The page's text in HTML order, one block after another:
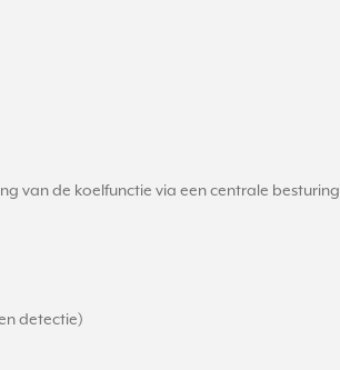
van de koelfunctie via een centrale besturing
detectie)